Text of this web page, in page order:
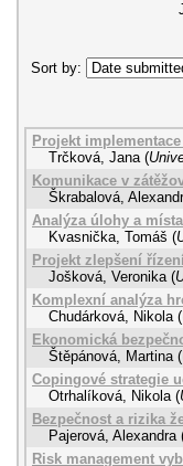
Sort by:
Projekt
Trčková, Jana (
Komunikace v
Škrabalová,
Analýza úlohy a
Kvasnička, Tomáš (
Projekt zlepšení
Jošková, Veronika (
Komplexní analýza
Chudárková, Nikola (
Ekonomická
Štěpánová, Martina (
Copingové strategie
Otrhalíková, Nikola (
Bezpečnost a rizika
Pajerová, Alexandra
Risk management